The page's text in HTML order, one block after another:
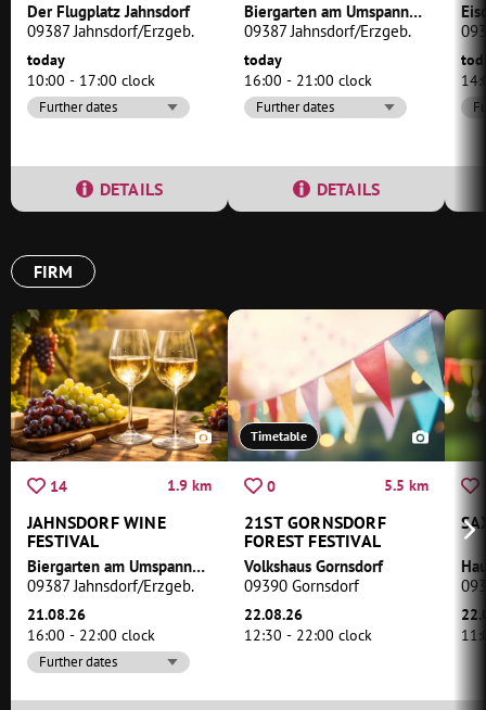
Der Flugplatz Jahnsdorf
09387 Jahnsdorf/Erzgeb.
today
10:00 - 17:00 clock
Further dates
DETAILS
Biergarten am Umspannwerk
09387 Jahnsdorf/Erzgeb.
today
16:00 - 21:00 clock
Further dates
DETAILS
FIRM
14 1.9 km
JAHNSDORF WINE
FESTIVAL
Biergarten am Umspannwerk
09387 Jahnsdorf/Erzgeb.
21.08.26
16:00 - 22:00 clock
Further dates
Timetable
0 5.5 km
21ST GORNSDORF
FOREST FESTIVAL
Volkshaus Gornsdorf
09390 Gornsdorf
22.08.26
12:30 - 22:00 clock